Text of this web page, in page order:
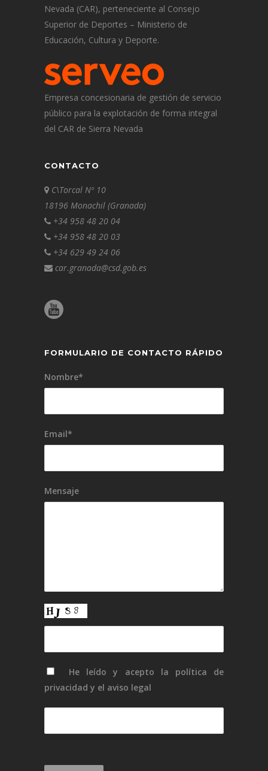
Nevada (CAR), perteneciente al Consejo
Superior de Deportes – Ministerio de
Educación, Cultura y Deporte.
Empresa concesionaria de gestión de servicio
público para la explotación de forma integral
del CAR de Sierra Nevada
CONTACTO
C\Torcal Nº 10
18196 Monachil (Granada)
+34 958 48 20 04
+34 958 48 20 03
+34 629 49 24 06
car.granada@csd.gob.es
FORMULARIO DE CONTACTO RÁPIDO
Nombre*
Email*
Mensaje
He leído y acepto la política de
privacidad y el aviso legal